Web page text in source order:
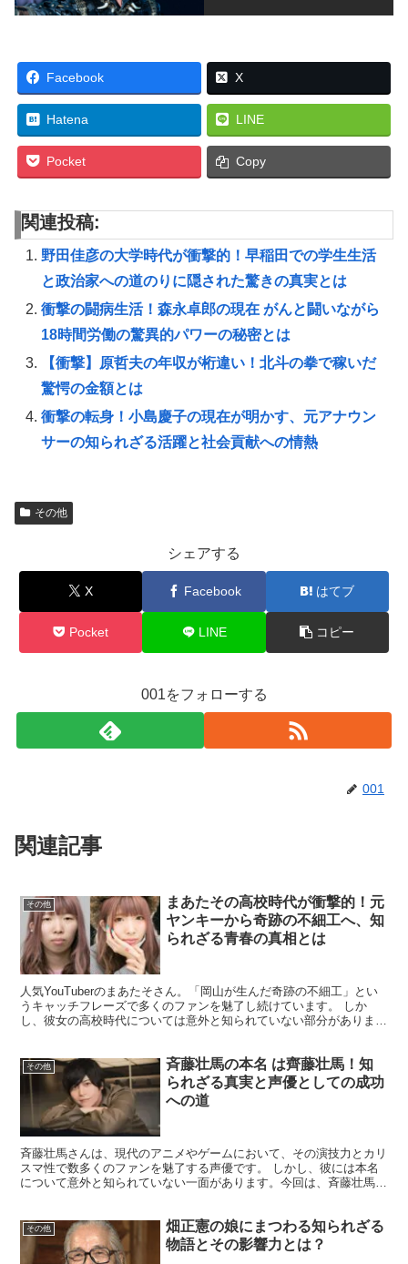
Facebook X
Hatena LINE
Pocket Copy
関連投稿:
野田佳彦の大学時代が衝撃的！早稲田での学生生活
と政治家への道のりに隠された驚きの真実とは
衝撃の闘病生活！森永卓郎の現在 がんと闘いながら
18時間労働の驚異的パワーの秘密とは
【衝撃】原哲夫の年収が桁違い！北斗の拳で稼いだ
驚愕の金額とは
衝撃の転身！小島慶子の現在が明かす、元アナウン
サーの知られざる活躍と社会貢献への情熱
その他
シェアする
X Facebook はてブ
Pocket LINE コピー
001をフォローする
001
関連記事
その他
まあたその高校時代が衝撃的！元
ヤンキーから奇跡の不細工へ、知
られざる青春の真相とは
人気YouTuberのまあたそさん。「岡山が生んだ奇跡の不細工」とい
うキャッチフレーズで多くのファンを魅了し続けています。 しか
し、彼女の高校時代については意外と知られていない部分がありま
その他
斉藤壮馬の本名 は齊藤壮馬！知
られざる真実と声優としての成功
への道
斉藤壮馬さんは、現代のアニメやゲームにおいて、その演技力とカリ
スマ性で数多くのファンを魅了する声優です。 しかし、彼には本名
について意外と知られていない一面があります。今回は、斉藤壮馬さ
その他
畑正憲の娘にまつわる知られざる
物語とその影響力とは？